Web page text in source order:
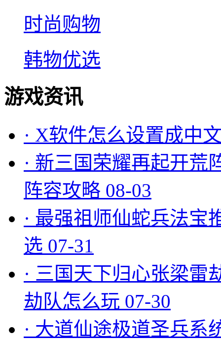
时尚购物
韩物优选
游戏资讯
· X软件怎么设置成中
· 新三国荣耀再起开荒
阵容攻略 08-03
· 最强祖师仙蛇兵法宝
选 07-31
· 三国天下归心张梁雷
劫队怎么玩 07-30
· 大道仙途极道圣兵系